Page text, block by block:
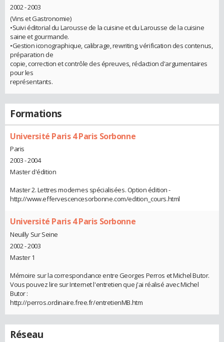
2002 - 2003
(Vins et Gastronomie)
•Suivi éditorial du Larousse de la cuisine et du Larousse de la cuisine
saine et gourmande.
•Gestion iconographique, calibrage, rewriting, vérification des contenus,
préparation de
copie, correction et contrôle des épreuves, rédaction d'argumentaires
pour les
représentants.
Formations
Université Paris 4 Paris Sorbonne
Paris
2003 - 2004
Master d'édition
Master 2. Lettres modernes spécialisées. Option édition -
http://www.effervescencesorbonne.com/edition_cours.html
Université Paris 4 Paris Sorbonne
Neuilly Sur Seine
2002 - 2003
Master 1
Mémoire sur la correspondance entre Georges Perros et Michel Butor.
Vous pouvez lire sur Internet l'entretien que j'ai réalisé avec Michel
Butor :
http://perros.ordinaire.free.fr/entretienMB.htm
Réseau